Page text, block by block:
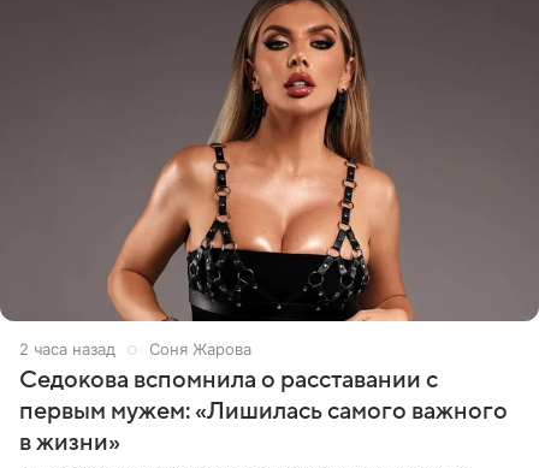
2 часа назад Соня Жарова
Седокова вспомнила о расставании с
первым мужем: «Лишилась самого важного
в жизни»